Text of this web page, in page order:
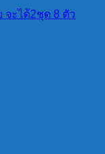
จะได้2ชุด 8 ตัว